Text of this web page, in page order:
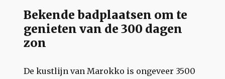
Bekende badplaatsen om te
genieten van de 300 dagen
zon
De kustlijn van Marokko is ongeveer 3500